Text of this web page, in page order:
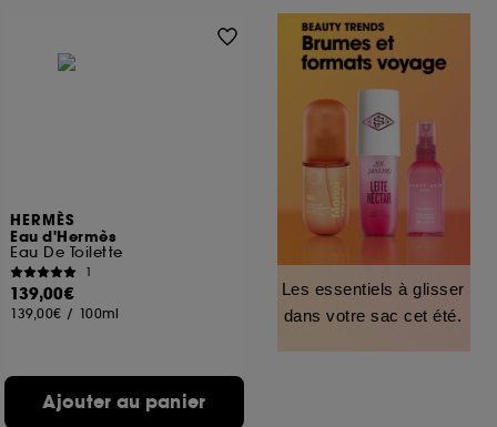
HERMÈS
Eau d'Hermès
Eau De Toilette
1
139,00€
139,00€ / 100ml
Ajouter au panier
Les essentiels à glisser
dans votre sac cet été.